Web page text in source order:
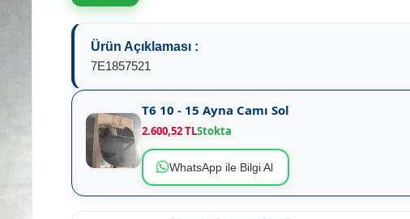
Ürün Açıklaması :
7E1857521
T6 10 - 15 Ayna Camı Sol
2.600,52 TLStokta
WhatsApp ile Bilgi Al